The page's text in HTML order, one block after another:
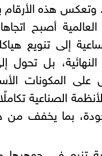
دولار أمريكي. وتعكس
العالمية أصبح
إلى تنويع
بل تحول
على المكونات
الصناعية
بما يخفف